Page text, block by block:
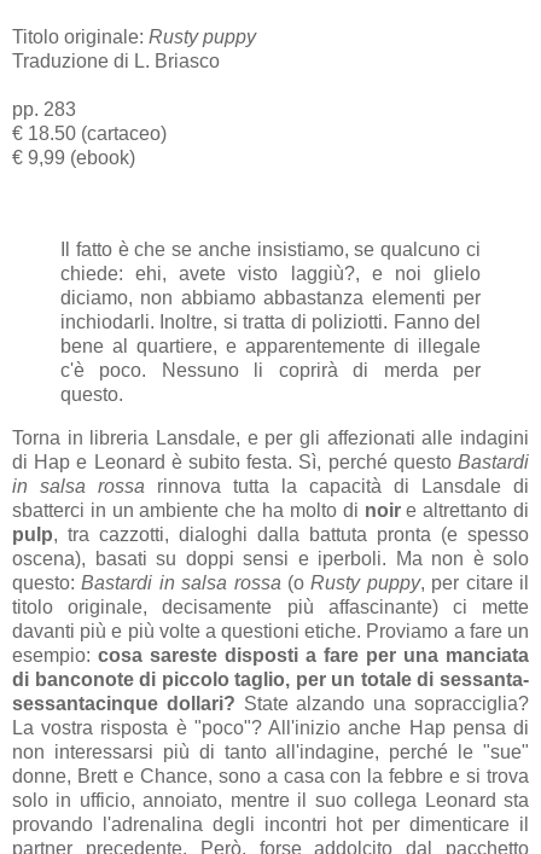
Titolo originale: Rusty puppy
Traduzione di L. Briasco
pp. 283
€ 18.50 (cartaceo)
€ 9,99 (ebook)
Il fatto è che se anche insistiamo, se qualcuno ci
chiede: ehi, avete visto laggiù?, e noi glielo
diciamo, non abbiamo abbastanza elementi per
inchiodarli. Inoltre, si tratta di poliziotti. Fanno del
bene al quartiere, e apparentemente di illegale
c'è poco. Nessuno li coprirà di merda per
questo.
Torna in libreria Lansdale, e per gli affezionati alle indagini
di Hap e Leonard è subito festa. Sì, perché questo Bastardi
in salsa rossa rinnova tutta la capacità di Lansdale di
sbatterci in un ambiente che ha molto di noire altrettanto di
pulp, tra cazzotti, dialoghi dalla battuta pronta (e spesso
oscena), basati su doppi sensi e iperboli. Ma non è solo
questo:Bastardi in salsa rossa (oRusty puppy, per citare il
titolo originale, decisamente più affascinante) ci mette
davanti più e più volte a questioni etiche. Proviamo a fare un
esempio: cosa sareste disposti a fare per una manciata
di banconote di piccolo taglio, per un totale di sessanta-
sessantacinque dollari? State alzando una sopracciglia?
La vostra risposta è "poco"? All'inizio anche Hap pensa di
non interessarsi più di tanto all'indagine, perché le "sue"
donne, Brett e Chance, sono a casa con la febbre e si trova
solo in ufficio, annoiato, mentre il suo collega Leonard sta
provando l'adrenalina degli incontri hot per dimenticare il
partner precedente. Però, forse addolcito dal pacchetto